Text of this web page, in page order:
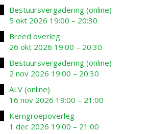
Bestuursvergadering (online)
5 okt 2026 19:00 – 20:30
Breed overleg
26 okt 2026 19:00 – 20:30
Bestuursvergadering (online)
2 nov 2026 19:00 – 20:30
ALV (online)
16 nov 2026 19:00 – 21:00
Kerngroepoverleg
1 dec 2026 19:00 – 21:00